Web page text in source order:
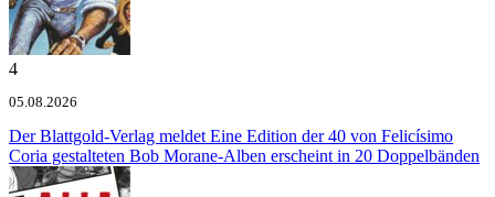
4
05.08.2026
Der Blattgold-Verlag meldet Eine Edition der 40 von Felicísimo
Coria gestalteten Bob Morane-Alben erscheint in 20 Doppelbänden